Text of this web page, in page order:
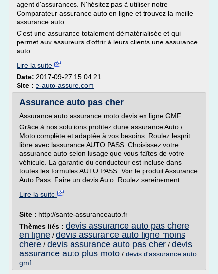
agent d'assurances. N'hésitez pas à utiliser notre
Comparateur assurance auto en ligne et trouvez la meille
assurance auto.
C'est une assurance totalement dématérialisée et qui
permet aux assureurs d'offrir à leurs clients une assurance
auto...
Lire la suite
Date: 2017-09-27 15:04:21
Site : e-auto-assure.com
Assurance auto pas cher
Assurance auto assurance moto devis en ligne GMF.
Grâce à nos solutions profitez dune assurance Auto /
Moto complète et adaptée à vos besoins. Roulez lesprit
libre avec lassurance AUTO PASS. Choisissez votre
assurance auto selon lusage que vous faîtes de votre
véhicule. La garantie du conducteur est incluse dans
toutes les formules AUTO PASS. Voir le produit Assurance
Auto Pass. Faire un devis Auto. Roulez sereinement...
Lire la suite
Site : http://sante-assuranceauto.fr
Thèmes liés : devis assurance auto pas chere
en ligne / devis assurance auto ligne moins
chere / devis assurance auto pas cher / devis
assurance auto plus moto / devis d'assurance auto
gmf